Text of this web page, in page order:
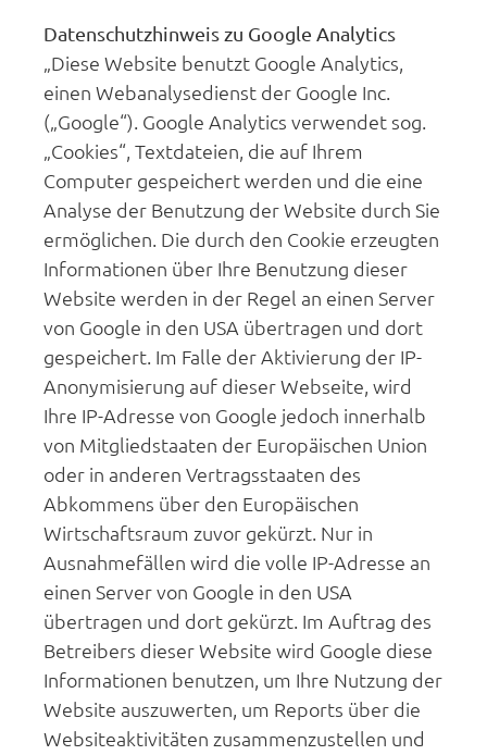
Datenschutzhinweis zu Google Analytics
„Diese Website benutzt Google Analytics,
einen Webanalysedienst der Google Inc.
(„Google“). Google Analytics verwendet sog.
„Cookies“, Textdateien, die auf Ihrem
Computer gespeichert werden und die eine
Analyse der Benutzung der Website durch Sie
ermöglichen. Die durch den Cookie erzeugten
Informationen über Ihre Benutzung dieser
Website werden in der Regel an einen Server
von Google in den USA übertragen und dort
gespeichert. Im Falle der Aktivierung der IP-
Anonymisierung auf dieser Webseite, wird
Ihre IP-Adresse von Google jedoch innerhalb
von Mitgliedstaaten der Europäischen Union
oder in anderen Vertragsstaaten des
Abkommens über den Europäischen
Wirtschaftsraum zuvor gekürzt. Nur in
Ausnahmefällen wird die volle IP-Adresse an
einen Server von Google in den USA
übertragen und dort gekürzt. Im Auftrag des
Betreibers dieser Website wird Google diese
Informationen benutzen, um Ihre Nutzung der
Website auszuwerten, um Reports über die
Websiteaktivitäten zusammenzustellen und